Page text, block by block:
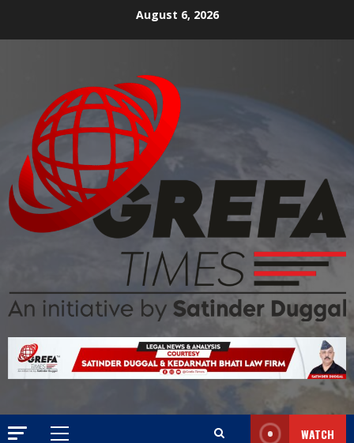
August 6, 2026
WATCH